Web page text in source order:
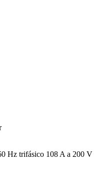
Hz trifásico 108 A a 200 V